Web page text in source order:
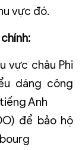
vực đó.
vực châu Phi
dáng công
Anh
để bảo hộ